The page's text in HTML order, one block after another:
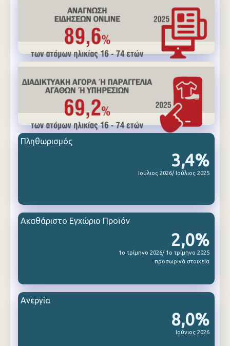
3,4%
Ιούλιος 2026/ Ιούλιος 2025
Πληθωρισμός
2,0%
1ο τρίμηνο 2026/ 1ο τρίμηνο 2025
προσωρινά στοιχεία
Ακαθάριστο Εγχώριο Προϊόν
8,0%
Ιούνιος 2026
Ανεργία